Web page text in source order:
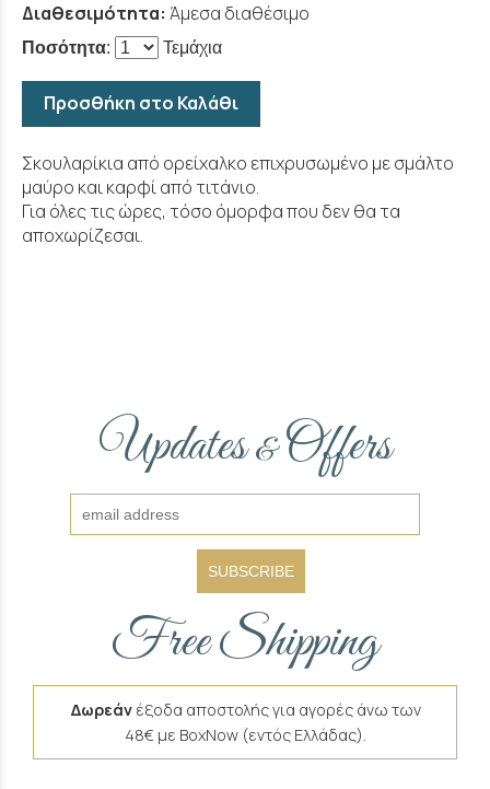
Διαθεσιμότητα: Άμεσα διαθέσιμο
Ποσότητα: Τεμάχια
Προσθήκη στο Καλάθι
Σκουλαρίκια από ορείχαλκο επιχρυσωμένο με σμάλτο
μαύρο και καρφί από τιτάνιο.
Για όλες τις ώρες, τόσο όμορφα που δεν θα τα
αποχωρίζεσαι.
Updates&Offers
SUBSCRIBE
Free Shipping
Δωρεάν έξοδα αποστολής για αγορές άνω των
48€ με BoxNow (εντός Ελλάδας).